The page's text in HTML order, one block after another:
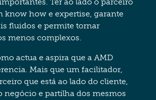
know how e expertise, garante
fluidos e permite tornar
menos complexos.
actua e aspira que a AMD
Mais que um facilitador,
que está ao lado do cliente,
negócio e partilha dos mesmos